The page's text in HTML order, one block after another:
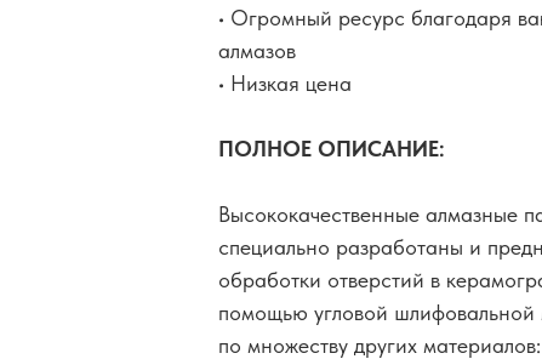
• Огромный ресурс благодаря
алмазов
• Низкая цена
ПОЛНОЕ ОПИСАНИЕ:
Высококачественные алмазные
специально разработаны и
обработки отверстий в
помощью угловой
по множеству других